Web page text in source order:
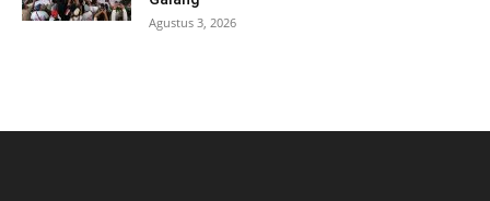
Agustus 3, 2026